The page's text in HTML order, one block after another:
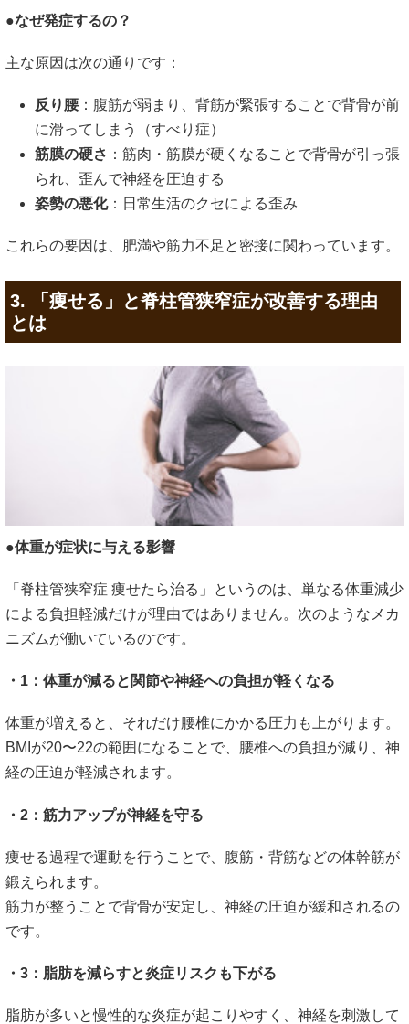
●なぜ発症するの？
主な原因は次の通りです：
反り腰：腹筋が弱まり、背筋が緊張することで背骨が前
に滑ってしまう（すべり症）
筋膜の硬さ ：筋肉・筋膜が硬くなることで背骨が引っ張
られ、歪んで神経を圧迫する
姿勢の悪化：日常生活のクセによる歪み
これらの要因は、肥満や筋力不足と密接に関わっています。
3. 「痩せる」と脊柱管狭窄症が改善する理由
とは
●体重が症状に与える影響
「脊柱管狭窄症 痩せたら治る」というのは、単なる体重減少
による負担軽減だけが理由ではありません。次のようなメカ
ニズムが働いているのです。
・1：体重が減ると関節や神経への負担が軽くなる
体重が増えると、それだけ腰椎にかかる圧力も上がります。
BMIが20〜22の範囲になることで、腰椎への負担が減り、神
経の圧迫が軽減されます。
・2：筋力アップが神経を守る
痩せる過程で運動を行うことで、腹筋・背筋などの体幹筋が
鍛えられます。
筋力が整うことで背骨が安定し、神経の圧迫が緩和されるの
です。
・3：脂肪を減らすと炎症リスクも下がる
脂肪が多いと慢性的な炎症が起こりやすく、神経を刺激して